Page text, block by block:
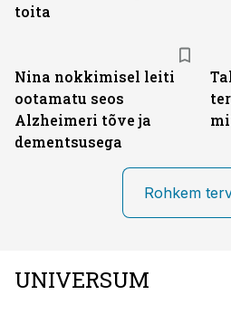
toita
Nina nokkimisel leiti
ootamatu seos
Alzheimeri tõve ja
dementsusega
Rohkem
UNIVERSUM